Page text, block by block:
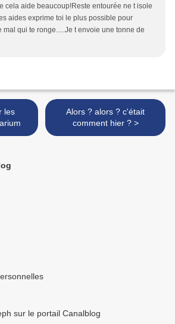
cela aide beaucoup!Reste entourée ne t isole
aides exprime toi le plus possible pour
mal qui te ronge.....Je t envoie une tonne de
Alors ? alors ? c'était
comment hier ? >
sur le portail Canalblog